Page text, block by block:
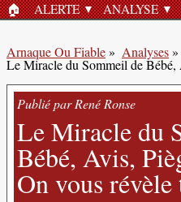
ACCUEIL
🏠︎ ALERTE ANALYSE
Arnaque Ou Fiable» Analyses»
Le Miracle du Sommeil de Bébé,
Publié par René Ronse
Le Miracle du
Bébé, Avis,
On vous